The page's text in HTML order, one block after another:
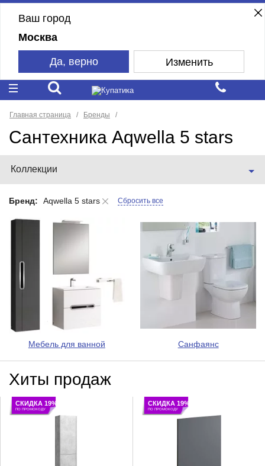
Ваш город
Москва
Да, верно Изменить
Главная страница Бренды
Сантехника Aqwella 5 stars
Коллекции
Бренд: Aqwella 5 stars Сбросить все
Мебель для ванной Санфаянс
Хиты продаж
СКИДКА 19%
ПО ПРОМОКОДУ
СКИДКА 19%
ПО ПРОМОКОДУ